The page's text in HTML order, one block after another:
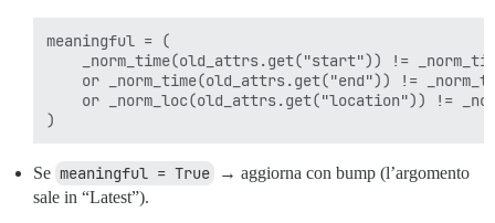
meaningful = (
_norm_time(old_attrs.get("start")) !=
or _norm_time(old_attrs.get("end")) !=
or _norm_loc(old_attrs.get("location")) !=
Se meaningful = True
→ aggiorna con bump (l’argomento
sale in “Latest”).